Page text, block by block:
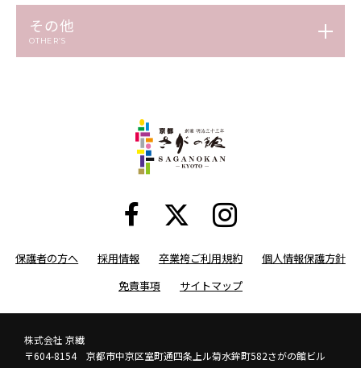
その他
OTHER’S
保護者の方へ 採用情報 卒業袴ご利用規約
個人情報保護方針
免責事項
サイトマップ
株式会社 京繊
〒604-8154 京都市中京区室町通四条上ル菊水鉾町582さがの館ビル